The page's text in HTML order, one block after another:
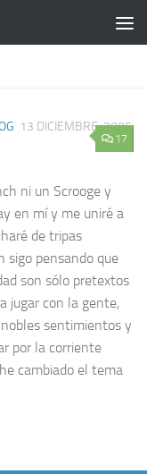
17
13 DICIEMBRE, 2005
ni un Scrooge y
en mí y me uniré a
de tripas
sigo pensando que
son sólo pretextos
jugar con la gente,
sentimientos y
por la corriente
cambiado el tema